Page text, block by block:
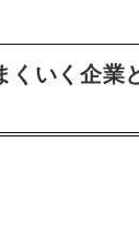
くいく企業